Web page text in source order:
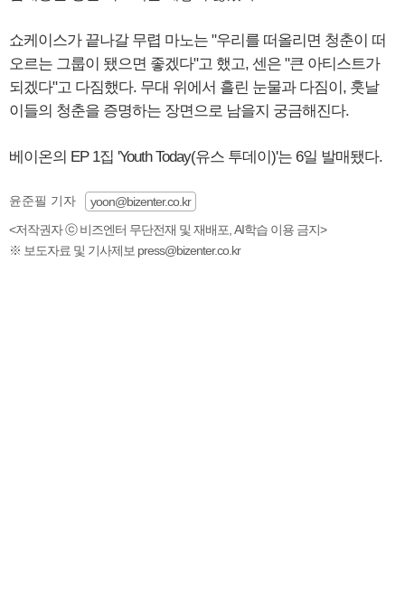
쇼케이스가 끝나갈 무렵 마노는 "우리를 떠올리면 청춘이 떠
오르는 그룹이 됐으면 좋겠다"고 했고, 센은 "큰 아티스트가
되겠다"고 다짐했다. 무대 위에서 흘린 눈물과 다짐이, 훗날
이들의 청춘을 증명하는 장면으로 남을지 궁금해진다.
베이온의 EP 1집 'Youth Today(유스 투데이)'는 6일 발매됐다.
윤준필 기자
yoon@bizenter.co.kr
<저작권자 ⓒ 비즈엔터 무단전재 및 재배포, AI학습 이용 금지>
※ 보도자료 및 기사제보 press@bizenter.co.kr